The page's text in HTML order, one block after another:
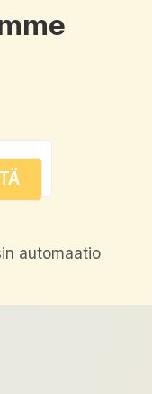
automaatio